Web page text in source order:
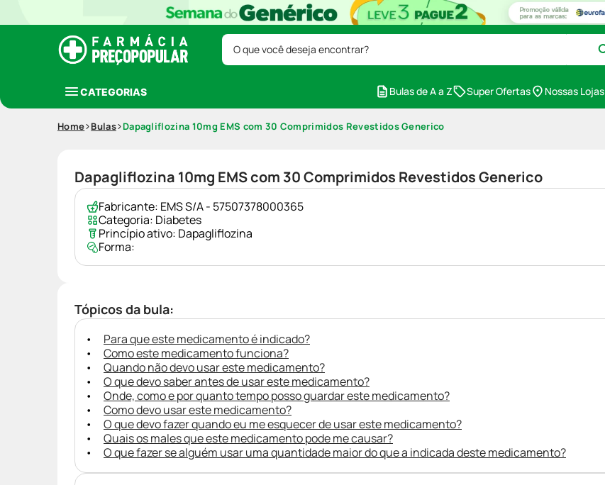
O que você deseja encontrar?
CATEGORIAS Bulas de A a Z Super Ofertas Nossas Lojas
Home Bulas Dapagliflozina 10mg EMS com 30 Comprimidos Revestidos Generico
Dapagliflozina 10mg EMS com 30 Comprimidos Revestidos Generico
Fabricante: EMS S/A - 57507378000365
Categoria: Diabetes
Princípio ativo: Dapagliflozina
Forma:
Tópicos da bula:
Para que este medicamento é indicado?
Como este medicamento funciona?
Quando não devo usar este medicamento?
O que devo saber antes de usar este medicamento?
Onde, como e por quanto tempo posso guardar este medicamento?
Como devo usar este medicamento?
O que devo fazer quando eu me esquecer de usar este medicamento?
Quais os males que este medicamento pode me causar?
O que fazer se alguém usar uma quantidade maior do que a indicada deste medicamento?